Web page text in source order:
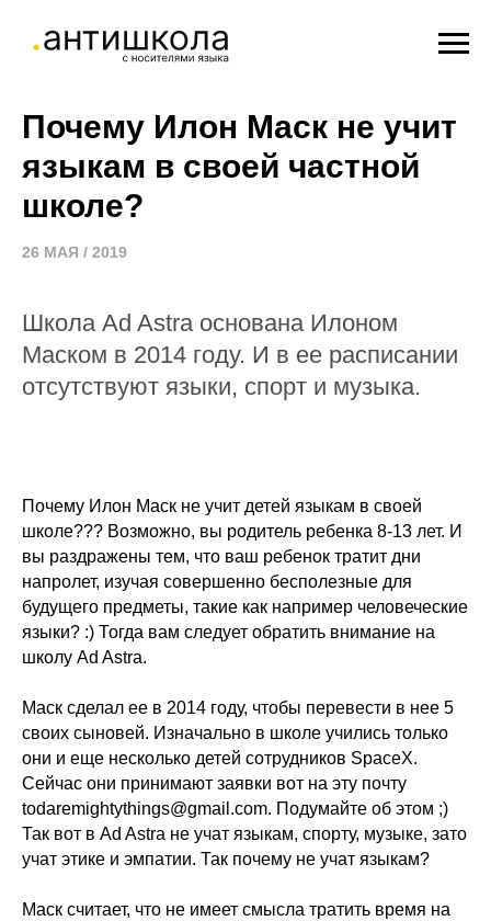
Почему Илон Маск не учит
языкам в своей частной
школе?
26 МАЯ / 2019
Школа Ad Astra основана Илоном
Маском в 2014 году. И в ее расписании
отсутствуют языки, спорт и музыка.
Почему Илон Маск не учит детей языкам в своей
школе??? Возможно, вы родитель ребенка 8-13 лет. И
вы раздражены тем, что ваш ребенок тратит дни
напролет, изучая совершенно бесполезные для
будущего предметы, такие как например человеческие
языки? :) Тогда вам следует обратить внимание на
школу Ad Astra.
Маск сделал ее в 2014 году, чтобы перевести в нее 5
своих сыновей. Изначально в школе учились только
они и еще несколько детей сотрудников SpaceX.
Сейчас они принимают заявки вот на эту почту
todaremightythings@gmail.com. Подумайте об этом ;)
Так вот в Ad Astra не учат языкам, спорту, музыке, зато
учат этике и эмпатии. Так почему не учат языкам?
Маск считает, что не имеет смысла тратить время на